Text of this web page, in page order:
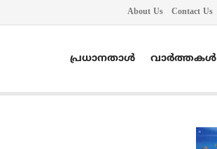
About Us Contact Us
പ്രധാനതാൾ വാർത്തകൾ